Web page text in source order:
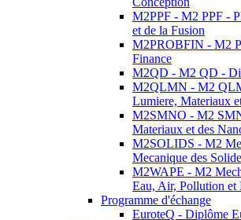
M2PPF - M2 PPF -
et de la Fusion
M2PROBFIN - M2
Finance
M2QD - M2 QD -
M2QLMN - M2
Lumiere, Materiaux
M2SMNO - M2
Materiaux et des
M2SOLIDS - M2
Mecanique des
M2WAPE - M2
Eau, Air, Pollution et
Programme d'échange
EuroteQ - Diplôme